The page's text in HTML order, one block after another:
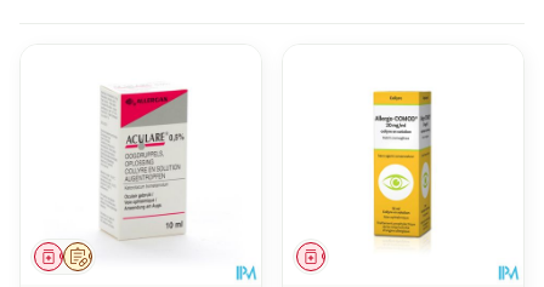
Op voorschrift
Geneesmiddel Geneesmiddel